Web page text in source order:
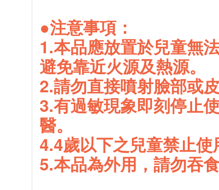
●注意事項：
1.本品應放置於兒童無
避免靠近火源及熱源。
2.請勿直接噴射臉部或
3.有過敏現象即刻停止
醫。
4.4歲以下之兒童禁止使
5.本品為外用，請勿吞